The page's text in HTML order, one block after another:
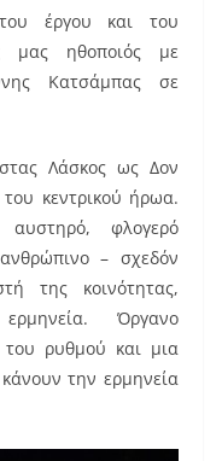
έργου και του
μας ηθοποιός με
Κατσάμπας σε
Λάσκος ως Δον
κεντρικού ήρωα.
φλογερό
– σχεδόν
της κοινότητας,
Όργανο
του ρυθμού και μια
την ερμηνεία